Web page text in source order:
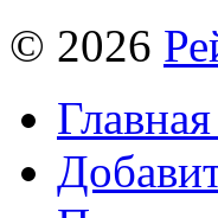
© 2026
Главная